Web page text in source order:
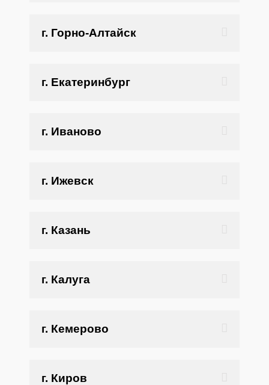
г. Горно-Алтайск
г. Екатеринбург
г. Иваново
г. Ижевск
г. Казань
г. Калуга
г. Кемерово
г. Киров